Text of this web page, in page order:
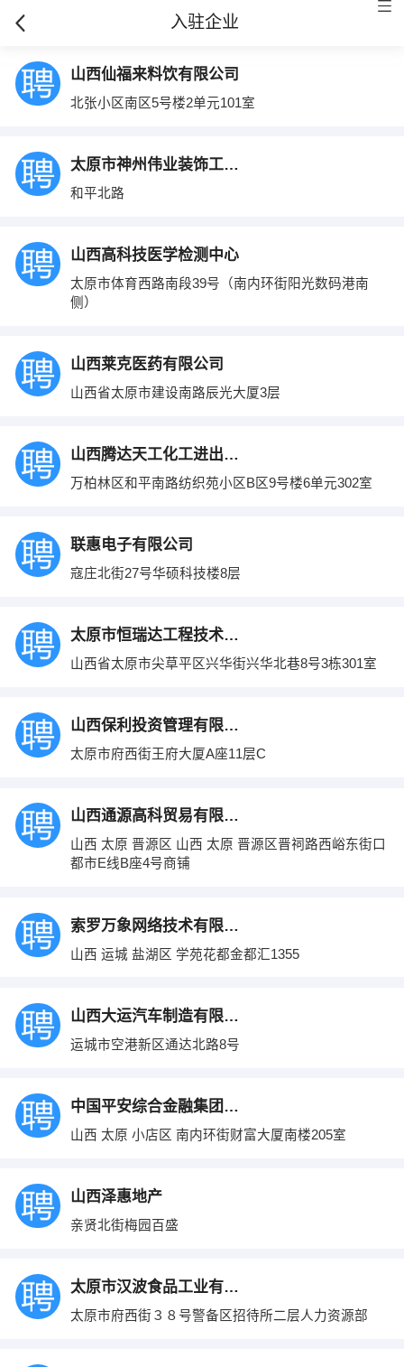
入驻企业
山西仙福来料饮有限公司
北张小区南区5号楼2单元101室
太原市神州伟业装饰工程公司
和平北路
山西高科技医学检测中心
太原市体育西路南段39号（南内环街阳光数码港南
侧）
山西莱克医药有限公司
山西省太原市建设南路辰光大厦3层
山西腾达天工化工进出口有限公司
万柏林区和平南路纺织苑小区B区9号楼6单元302室
联惠电子有限公司
寇庄北街27号华硕科技楼8层
太原市恒瑞达工程技术有限公司
山西省太原市尖草平区兴华街兴华北巷8号3栋301室
山西保利投资管理有限公司
太原市府西街王府大厦A座11层C
山西通源高科贸易有限公司
山西 太原 晋源区 山西 太原 晋源区晋祠路西峪东街口
都市E线B座4号商铺
索罗万象网络技术有限公司
山西 运城 盐湖区 学苑花都金都汇1355
山西大运汽车制造有限公司
运城市空港新区通达北路8号
中国平安综合金融集团股份有限公司山西分公
山西 太原 小店区 南内环街财富大厦南楼205室
山西泽惠地产
亲贤北街梅园百盛
太原市汉波食品工业有限公司
太原市府西街３８号警备区招待所二层人力资源部